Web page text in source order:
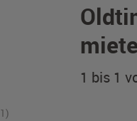
1 bis 1